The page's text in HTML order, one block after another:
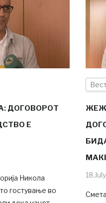
ДОГОВОРОТ
Е
Никола
гостување во